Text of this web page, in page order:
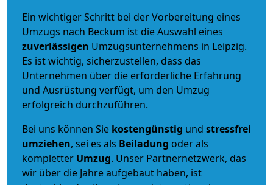
Ein wichtiger Schritt bei der Vorbereitung eines
Umzugs nach Beckum ist die Auswahl eines
zuverlässigen Umzugsunternehmens in Leipzig.
Es ist wichtig, sicherzustellen, dass das
Unternehmen über die erforderliche Erfahrung
und Ausrüstung verfügt, um den Umzug
erfolgreich durchzuführen.
Bei uns können Sie kostengünstig und stressfrei
umziehen, sei es als Beiladung oder als
kompletter Umzug. Unser Partnernetzwerk, das
wir über die Jahre aufgebaut haben, ist